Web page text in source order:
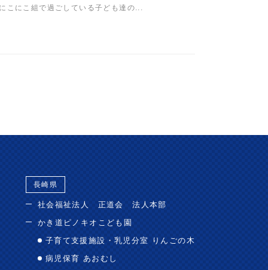
こにこ組で過ごしている子ども達の...
長崎県
社会福祉法人 正道会 法人本部
かき道ピノキオこども園
子育て支援施設・乳児分室 りんごの木
病児保育 あおむし